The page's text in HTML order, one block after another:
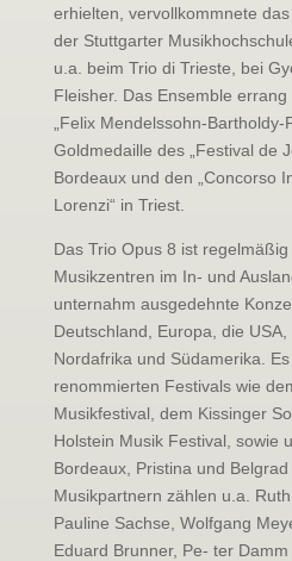
erhielten, vervollkommnete
der Stuttgarter
u.a. beim Trio di Trieste, bei
Fleisher. Das Ensemble
„Felix Mendelssohn-Bartholdy-
Goldmedaille des „Festival de
Bordeaux und den „Concorso
Lorenzi“ in Triest.
Das Trio Opus 8 ist
Musikzentren im In- und
unternahm ausgedehnte
Deutschland, Europa, die USA,
Nordafrika und Südamerika.
renommierten Festivals wie
Musikfestival, dem Kissinger
Holstein Musik Festival, sowie
Bordeaux, Pristina und
Musikpartnern zählen u.a.
Pauline Sachse, Wolfgang
Eduard Brunner, Pe- ter